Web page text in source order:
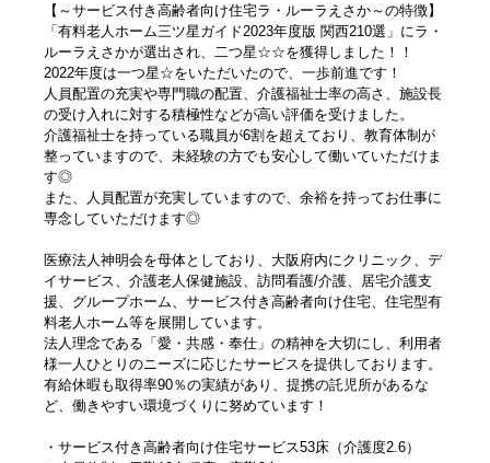
【～サービス付き高齢者向け住宅ラ・ルーラえさか～の特徴】
「有料老人ホーム三ツ星ガイド2023年度版 関西210選」にラ・
ルーラえさかが選出され、二つ星☆☆を獲得しました！！
2022年度は一つ星☆をいただいたので、一歩前進です！
人員配置の充実や専門職の配置、介護福祉士率の高さ、施設長
の受け入れに対する積極性などが高い評価を受けました。
介護福祉士を持っている職員が6割を超えており、教育体制が
整っていますので、未経験の方でも安心して働いていただけま
す◎
また、人員配置が充実していますので、余裕を持ってお仕事に
専念していただけます◎
医療法人神明会を母体としており、大阪府内にクリニック、デ
イサービス、介護老人保健施設、訪問看護/介護、居宅介護支
援、グループホーム、サービス付き高齢者向け住宅、住宅型有
料老人ホーム等を展開しています。
法人理念である「愛・共感・奉仕」の精神を大切にし、利用者
様一人ひとりのニーズに応じたサービスを提供しております。
有給休暇も取得率90％の実績があり、提携の託児所があるな
ど、働きやすい環境づくりに努めています！
・サービス付き高齢者向け住宅サービス53床（介護度2.6）